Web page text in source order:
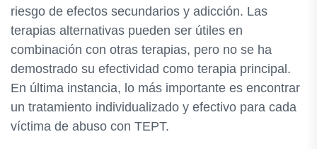
riesgo de efectos secundarios y adicción. Las
terapias alternativas pueden ser útiles en
combinación con otras terapias, pero no se ha
demostrado su efectividad como terapia principal.
En última instancia, lo más importante es encontrar
un tratamiento individualizado y efectivo para cada
víctima de abuso con TEPT.